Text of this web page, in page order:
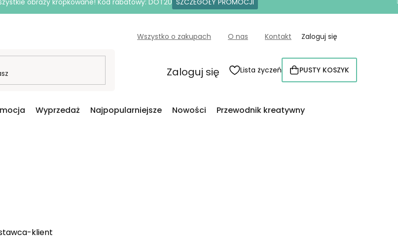
obrazy kropkowane! Kod rabatowy: DOT20 SZCZEGÓŁY PROMOCJI
Wszystko o zakupach O nas Kontakt Zaloguj się
Zaloguj się Lista życzeń KOSZYK
PUSTY KOSZYK
Wyprzedaż Najpopularniejsze Nowości Przewodnik kreatywny
klient